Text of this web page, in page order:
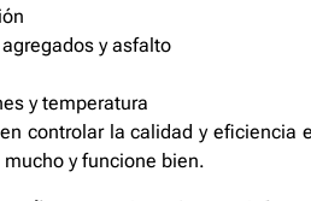
y asfalto
y temperatura
controlar la calidad y eficiencia
mucho y funcione bien.